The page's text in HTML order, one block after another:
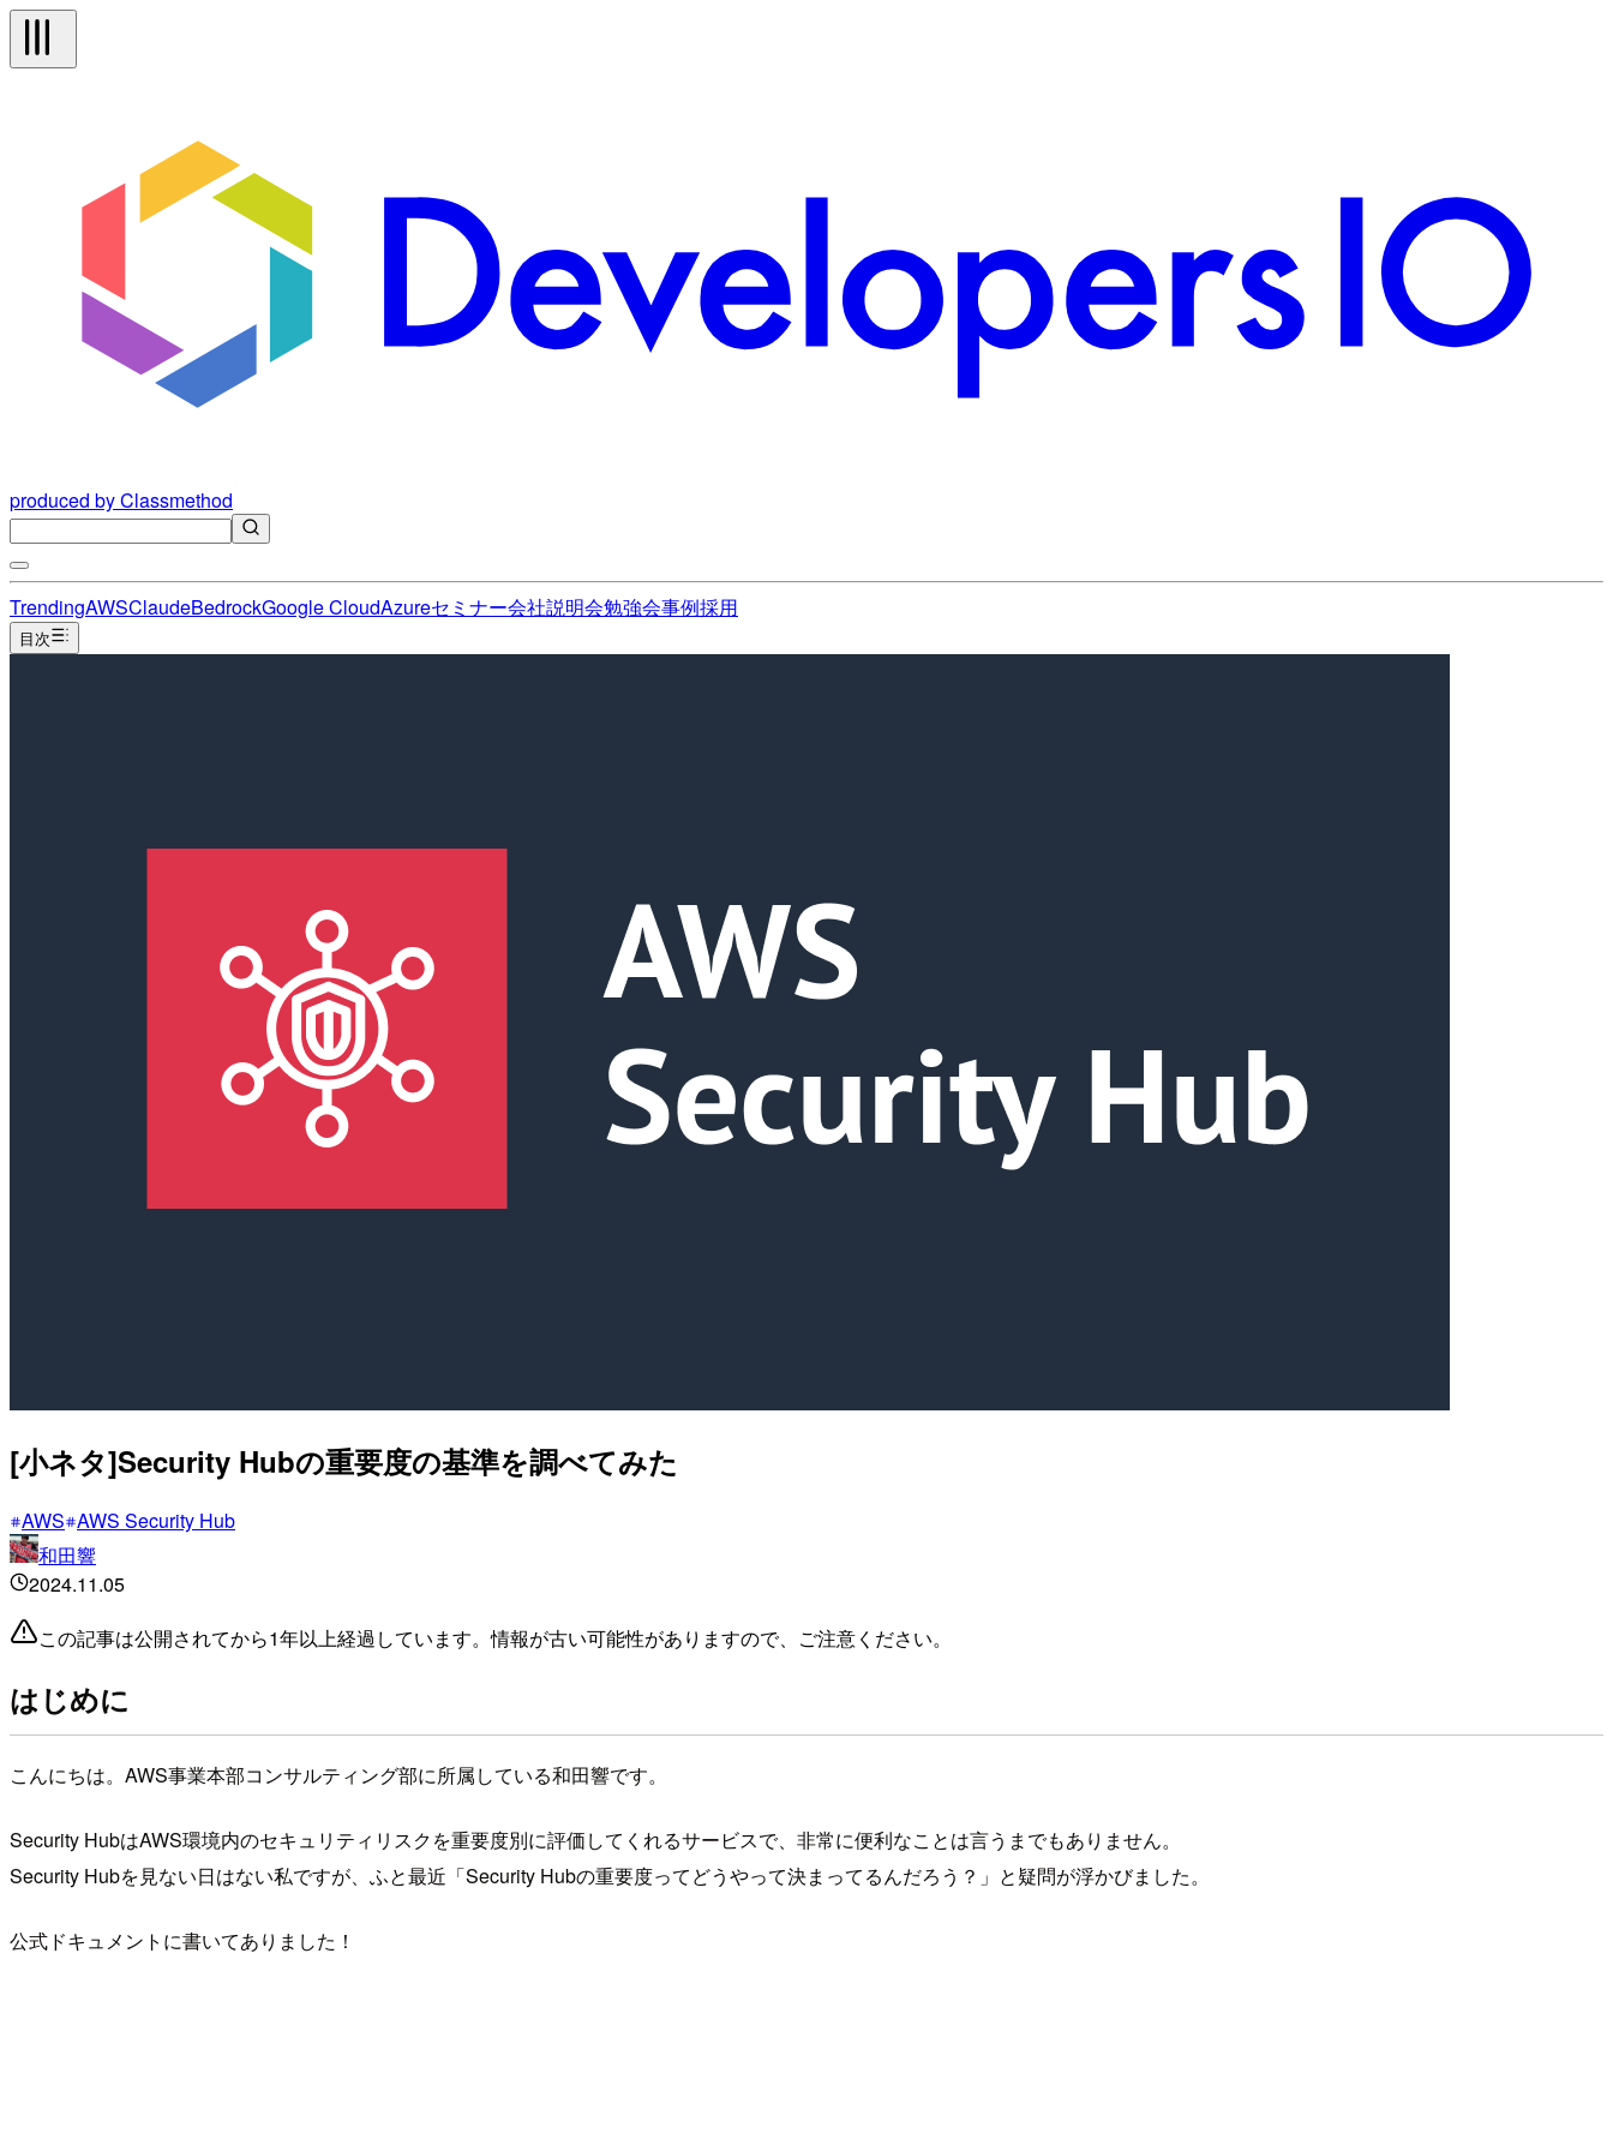
produced by Classmethod
TrendingAWSClaudeBedrockGoogle CloudAzureセミナー会社説明会勉強会事例採用
目次
[小ネタ]Security Hubの重要度の基準を調べてみた
AWS AWS Security Hub
和田響
2024.11.05
この記事は公開されてから1年以上経過しています。情報が古い可能性がありますので、ご注意ください。
はじめに
こんにちは。AWS事業本部コンサルティング部に所属している和田響です。
Security HubはAWS環境内のセキュリティリスクを重要度別に評価してくれるサービスで、非常に便利なことは言うまでもありません。
Security Hubを見ない日はない私ですが、ふと最近「Security Hubの重要度ってどうやって決まってるんだろう？」と疑問が浮かびました。
公式ドキュメントに書いてありました！